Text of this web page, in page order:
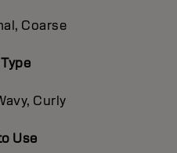
Coarse
Curly
Use